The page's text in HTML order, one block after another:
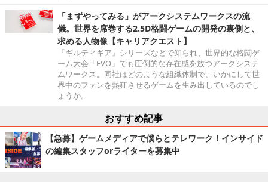
「まずやってみる」がアークシステムワークスの流
儀。世界を席巻する2.5D格闘ゲームの開発の裏側と、
求める人物像【キャリアクエスト】
『ギルティギア』シリーズなどで知られ、世界的な格闘ゲ
ーム大会「EVO」でも圧倒的な存在感を放つアークシステ
ムワークス。同社はどのような組織体制で、いかにして世
界中のファンを熱狂させるゲームを生み出しているのでし
ょうか。
おすすめ記事
【急募】ゲームメディアで僕らとテレワーク！インサイド
の編集スタッフorライターを募集中